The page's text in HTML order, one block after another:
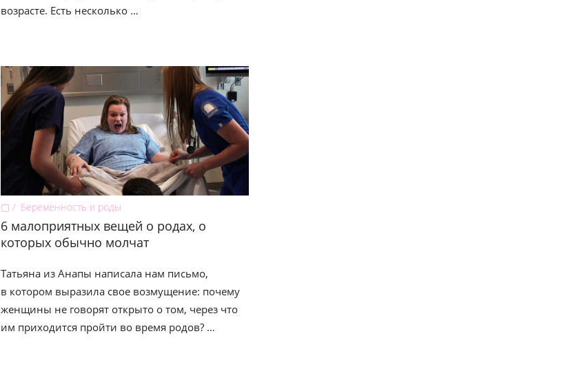
возрасте. Есть несколько …
▢ Беременность и роды
6 малоприятных вещей о родах, о
которых обычно молчат
Татьяна из Анапы написала нам письмо,
в котором выразила свое возмущение: почему
женщины не говорят открыто о том, через что
им приходится пройти во время родов? …